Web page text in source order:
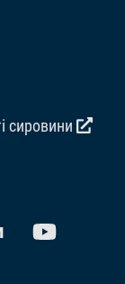
сировини